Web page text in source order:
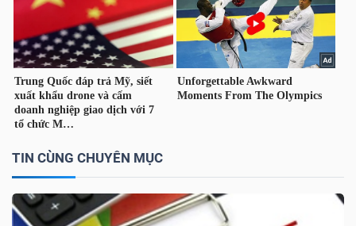
TIN CÙNG CHUYÊN MỤC
VIETSTOCKFINANCE
VĨ
MÔ
NGÀNH